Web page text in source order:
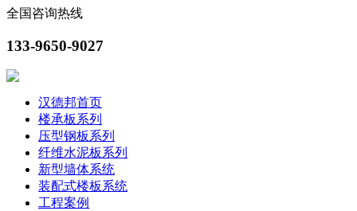
全国咨询热线
133-9650-9027
汉德邦首页
楼承板系列
压型钢板系列
纤维水泥板系列
新型墙体系统
装配式楼板系统
工程案例